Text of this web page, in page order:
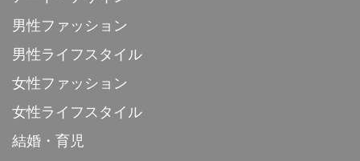
男性ファッション
男性ライフスタイル
女性ファッション
女性ライフスタイル
結婚・育児